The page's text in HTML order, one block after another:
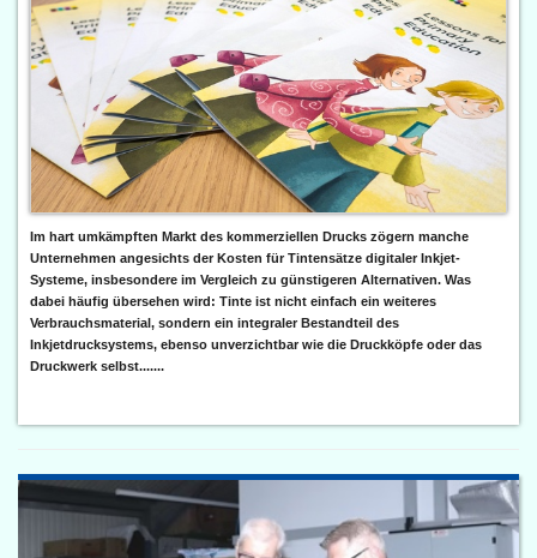
Im hart umkämpften Markt des kommerziellen Drucks zögern manche
Unternehmen angesichts der Kosten für Tintensätze digitaler Inkjet-
Systeme, insbesondere im Vergleich zu günstigeren Alternativen. Was
dabei häufig übersehen wird: Tinte ist nicht einfach ein weiteres
Verbrauchsmaterial, sondern ein integraler Bestandteil des
Inkjetdrucksystems, ebenso unverzichtbar wie die Druckköpfe oder das
Druckwerk selbst.......